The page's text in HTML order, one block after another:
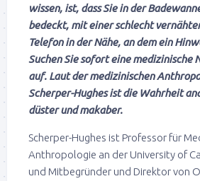
wissen, ist, dass Sie in der
bedeckt, mit einer schlecht
Telefon in der Nähe, an dem ein
Suchen Sie sofort eine medizinische
auf. Laut der medizinischen
Scherper-Hughes ist die Wahrheit
düster und makaber.
Scherper-Hughes ist Professor für
Anthropologie an der University of
und Mitbegründer und Direktor von